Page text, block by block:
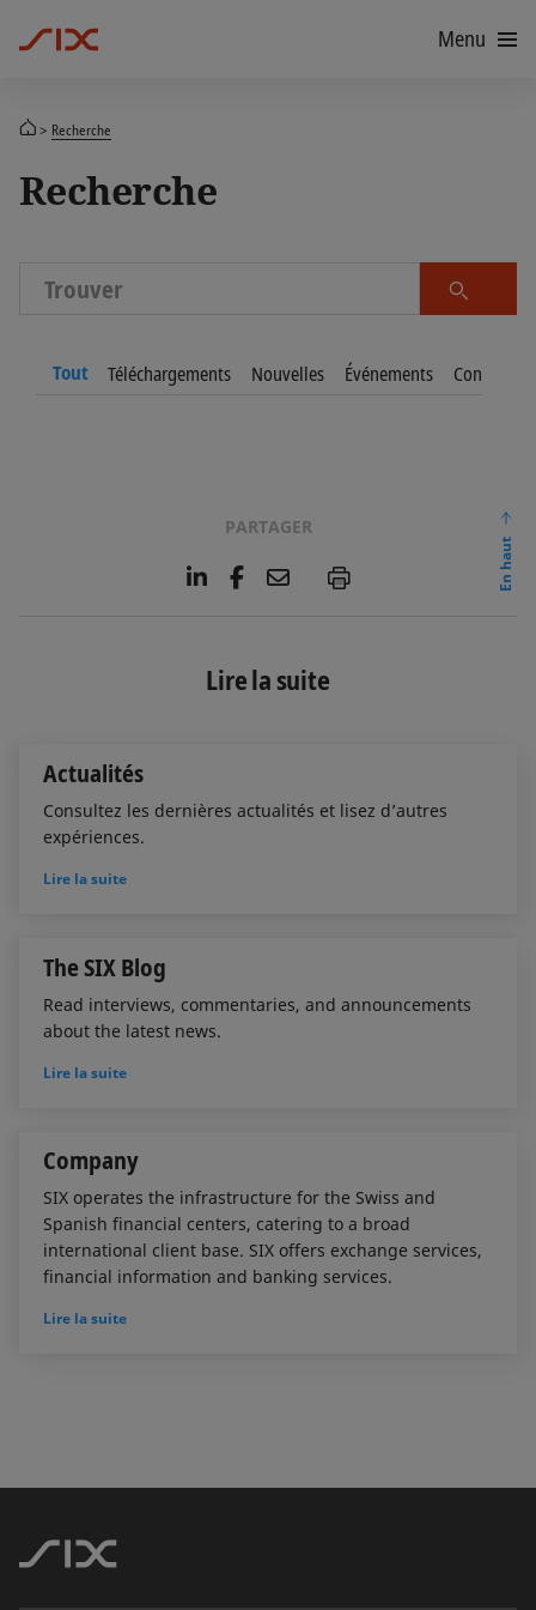
Menu
Recherche
Recherche
Trouver
Tout Téléchargements Nouvelles Événements Contacts
PARTAGER
L
e
d
F
b
o
E
l
P
En haut
Lire la suite
Actualités
Consultez les dernières actualités et lisez d’autres
expériences.
Lire la suite
The SIX Blog
Read interviews, commentaries, and announcements
about the latest news.
Lire la suite
Company
SIX operates the infrastructure for the Swiss and
Spanish financial centers, catering to a broad
international client base. SIX offers exchange services,
financial information and banking services.
Lire la suite